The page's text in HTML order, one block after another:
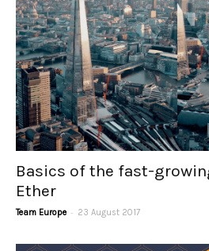
Basics of the fast-
Ether
Team Europe - 23 August 2017